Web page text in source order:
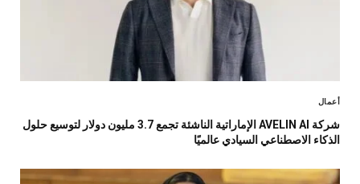
أعمال
شركة AVELIN AI الإماراتية الناشئة تجمع 3.7 مليون دولار لتوسيع حلول
الذكاء الاصطناعي السيادي عالميًا